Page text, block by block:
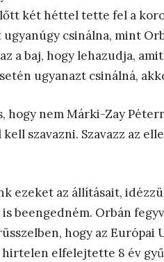
két héttel tette fel a
csinálna, mint
a baj, hogy lehazudja,
ugyanazt csinálná,
hogy nem Márki-Zay
szavazni. Szavazz az
ezeket az állításait,
is beengedném. Orbán
hogy az
elfelejtette 8 év